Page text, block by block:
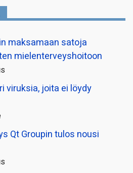
maksamaan satoja
mielenterveyshoitoon
viruksia, joita ei löydy
Qt Groupin tulos nousi